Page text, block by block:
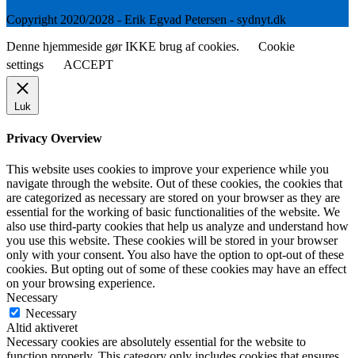
Copyright 2020/2028 - Erik Egvad Petersen - sydnyt.dk
Denne hjemmeside gør IKKE brug af cookies.
Cookie
settings
ACCEPT
Luk
Privacy Overview
This website uses cookies to improve your experience while you
navigate through the website. Out of these cookies, the cookies that
are categorized as necessary are stored on your browser as they are
essential for the working of basic functionalities of the website. We
also use third-party cookies that help us analyze and understand how
you use this website. These cookies will be stored in your browser
only with your consent. You also have the option to opt-out of these
cookies. But opting out of some of these cookies may have an effect
on your browsing experience.
Necessary
Necessary
Altid aktiveret
Necessary cookies are absolutely essential for the website to